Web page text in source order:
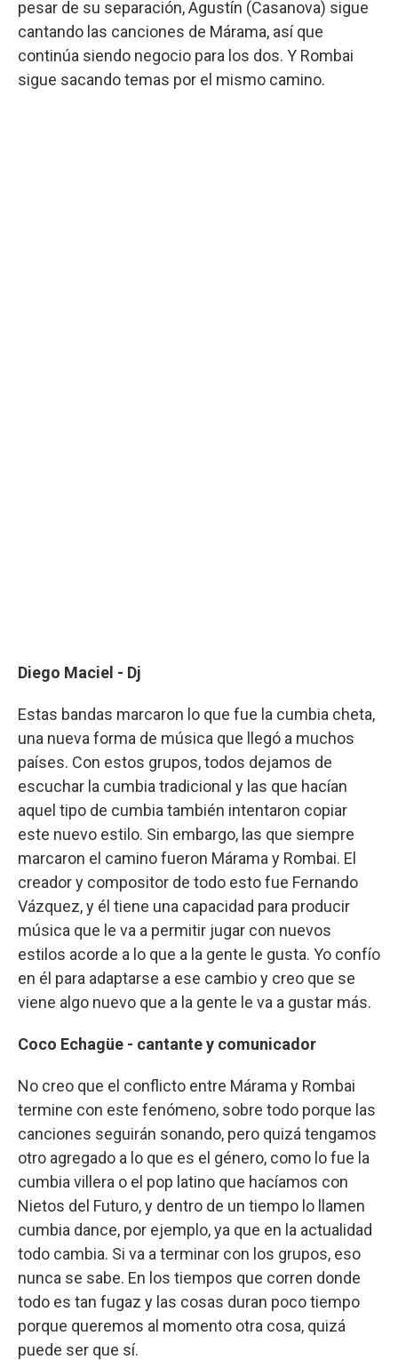
pesar de su separación, Agustín (Casanova) sigue
cantando las canciones de Márama, así que
continúa siendo negocio para los dos. Y Rombai
sigue sacando temas por el mismo camino.
Diego Maciel - Dj
Estas bandas marcaron lo que fue la cumbia cheta,
una nueva forma de música que llegó a muchos
países. Con estos grupos, todos dejamos de
escuchar la cumbia tradicional y las que hacían
aquel tipo de cumbia también intentaron copiar
este nuevo estilo. Sin embargo, las que siempre
marcaron el camino fueron Márama y Rombai. El
creador y compositor de todo esto fue Fernando
Vázquez, y él tiene una capacidad para producir
música que le va a permitir jugar con nuevos
estilos acorde a lo que a la gente le gusta. Yo confío
en él para adaptarse a ese cambio y creo que se
viene algo nuevo que a la gente le va a gustar más.
Coco Echagüe - cantante y comunicador
No creo que el conflicto entre Márama y Rombai
termine con este fenómeno, sobre todo porque las
canciones seguirán sonando, pero quizá tengamos
otro agregado a lo que es el género, como lo fue la
cumbia villera o el pop latino que hacíamos con
Nietos del Futuro, y dentro de un tiempo lo llamen
cumbia dance, por ejemplo, ya que en la actualidad
todo cambia. Si va a terminar con los grupos, eso
nunca se sabe. En los tiempos que corren donde
todo es tan fugaz y las cosas duran poco tiempo
porque queremos al momento otra cosa, quizá
puede ser que sí.